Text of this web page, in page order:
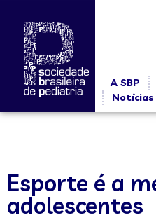
A SBP
Esporte é a
adolescentes